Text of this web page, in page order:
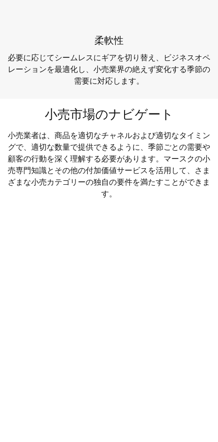
柔軟性
必要に応じてシームレスにギアを切り替え、ビジネスオペ
レーションを最適化し、小売業界の絶えず変化する季節の
需要に対応します。
小売市場のナビゲート
小売業者は、商品を適切なチャネルおよび適切なタイミン
グで、適切な数量で提供できるように、季節ごとの需要や
顧客の行動を深く理解する必要があります。マースクの小
売専門知識とその他の付加価値サービスを活用して、さま
ざまな小売カテゴリーの独自の要件を満たすことができま
す。